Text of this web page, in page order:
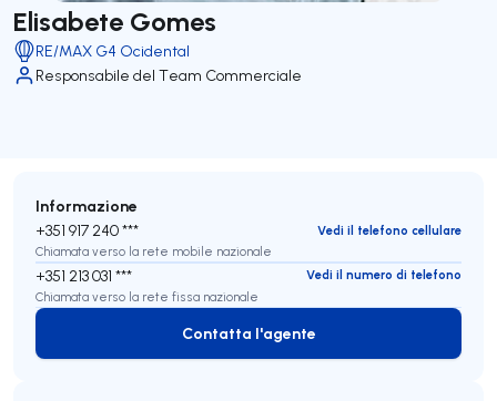
Elisabete Gomes
RE/MAX G4 Ocidental
Responsabile del Team Commerciale
Informazione
+351 917 240 ***
Vedi il telefono cellulare
Chiamata verso la rete mobile nazionale
+351 213 031 ***
Vedi il numero di telefono
Chiamata verso la rete fissa nazionale
Contatta l'agente
Contatta l'agente